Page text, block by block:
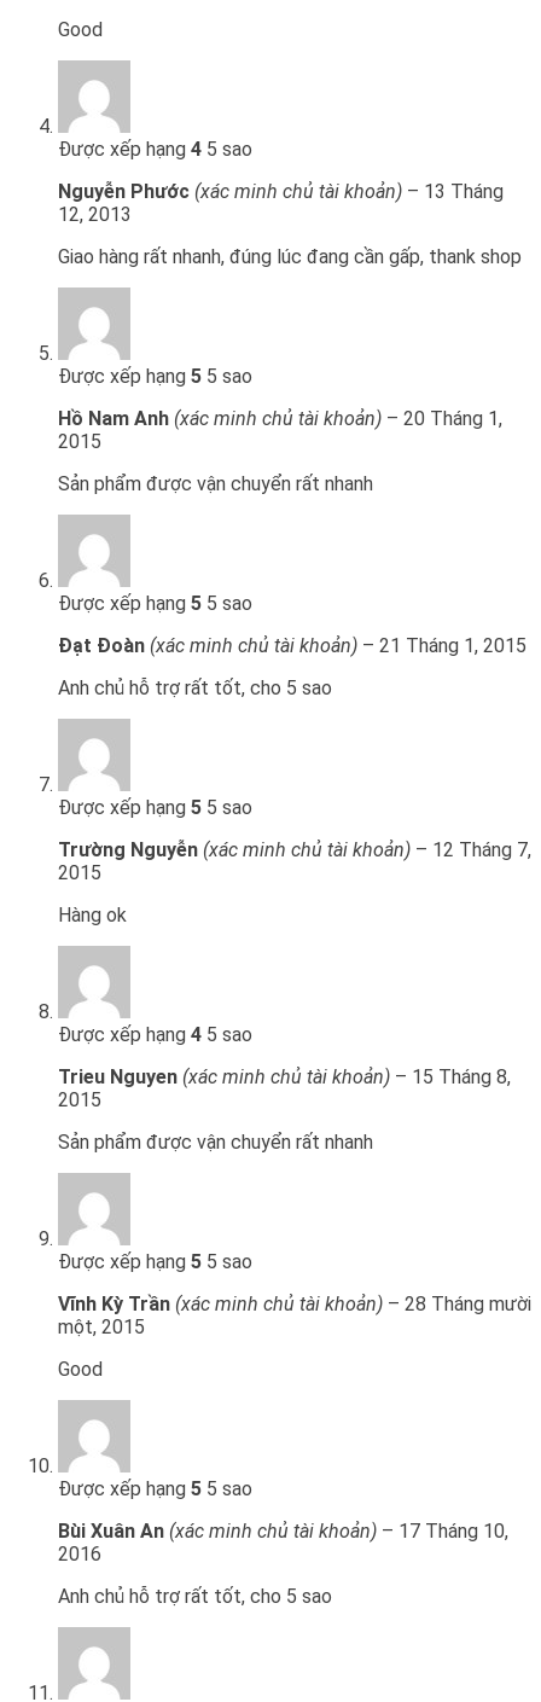
Good
Được xếp hạng 4 5 sao
Nguyễn Phước (xác minh chủ tài khoản) – 13 Tháng
12, 2013
Giao hàng rất nhanh, đúng lúc đang cần gấp, thank shop
Được xếp hạng 5 5 sao
Hồ Nam Anh (xác minh chủ tài khoản) – 20 Tháng 1,
2015
Sản phẩm được vận chuyển rất nhanh
Được xếp hạng 5 5 sao
Đạt Đoàn (xác minh chủ tài khoản) – 21 Tháng 1, 2015
Anh chủ hỗ trợ rất tốt, cho 5 sao
Được xếp hạng 5 5 sao
Trường Nguyễn (xác minh chủ tài khoản) – 12 Tháng 7,
2015
Hàng ok
Được xếp hạng 4 5 sao
Trieu Nguyen (xác minh chủ tài khoản) – 15 Tháng 8,
2015
Sản phẩm được vận chuyển rất nhanh
Được xếp hạng 5 5 sao
Vĩnh Kỳ Trần (xác minh chủ tài khoản) – 28 Tháng mười
một, 2015
Good
Được xếp hạng 5 5 sao
Bùi Xuân An (xác minh chủ tài khoản) – 17 Tháng 10,
2016
Anh chủ hỗ trợ rất tốt, cho 5 sao